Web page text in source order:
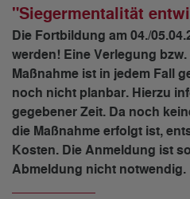
"Siegermentalität
Die Fortbildung am 04./
werden! Eine Verlegung
Maßnahme ist in jedem Fall
noch nicht planbar. Hierzu
gegebener Zeit. Da noch
die Maßnahme erfolgt ist,
Kosten. Die Anmeldung ist
Abmeldung nicht notwendig.